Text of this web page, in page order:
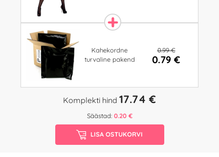
Kahekordne
turvaline pakend
0.99 €
0.79 €
Komplekti hind 17.74 €
Säästad: 0.20 €
LISA OSTUKORVI